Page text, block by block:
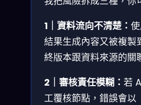
1｜資料流向不清楚：
結果生成內容又被複製
終版本跟資料來源的關
2｜審核責任模糊： 若
工覆核節點，錯誤會